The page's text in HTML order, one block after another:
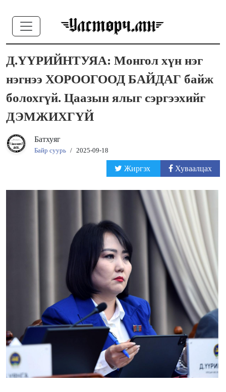
Д.ҮҮРИЙНТУЯА: Монгол хүн нэг
нэгнээ ХОРООГООД БАЙДАГ байж
болохгүй. Цаазын ялыг сэргээхийг
ДЭМЖИХГҮЙ
Батхуяг
Байр суурь / 2025-09-18
Жиргэх Хуваалцах